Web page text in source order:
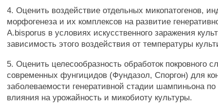
4. Оценить воздействие отдельных микопатогенов,
морфогенеза и их комплексов на развитие
A.bisporus в условиях искусственного заражения
зависимость этого воздействия от температуры
5. Оценить целесообразность обработок покровного
современных фунгицидов (Фундазол, Споргон) для
заболеваемости генеративной стадии шампиньона
влияния на урожайность и микобиоту культуры.